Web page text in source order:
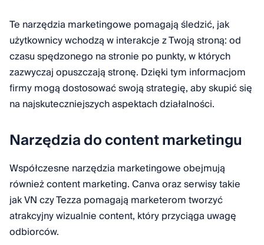
Te narzędzia marketingowe pomagają śledzić, jak
użytkownicy wchodzą w interakcje z Twoją stroną: od
czasu spędzonego na stronie po punkty, w których
zazwyczaj opuszczają stronę. Dzięki tym informacjom
firmy mogą dostosować swoją strategię, aby skupić się
na najskuteczniejszych aspektach działalności.
Narzędzia do content marketingu
Współczesne narzędzia marketingowe obejmują
również content marketing. Canva oraz serwisy takie
jak VN czy Tezza pomagają marketerom tworzyć
atrakcyjny wizualnie content, który przyciąga uwagę
odbiorców.